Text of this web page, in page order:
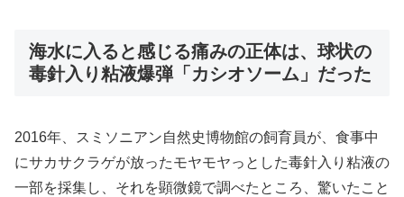
海水に入ると感じる痛みの正体は、球状の
毒針入り粘液爆弾「カシオソーム」だった
2016年、スミソニアン自然史博物館の飼育員が、食事中
にサカサクラゲが放ったモヤモヤっとした毒針入り粘液の
一部を採集し、それを顕微鏡で調べたところ、驚いたこと